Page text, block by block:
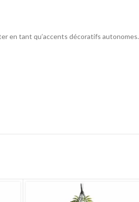
en tant qu’accents décoratifs autonomes.